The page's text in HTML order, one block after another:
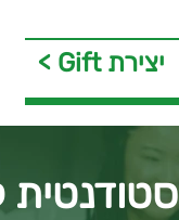
< Gift יצירת
סטודנטית